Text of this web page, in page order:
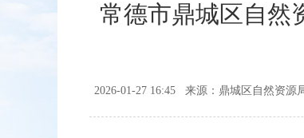
常德市鼎城区自然
2026-01-27 16:45 来源：鼎城区自然资源